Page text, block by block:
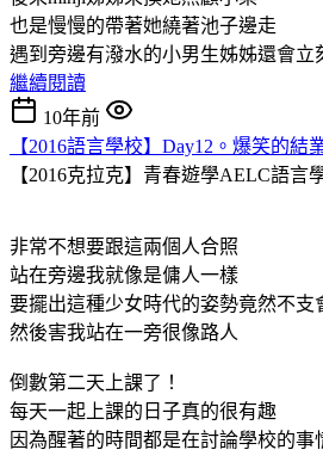
也是慢慢的帶著她繞著池子邊走
遇到旁邊有潑水的小男生姊姊還會立
繼續閱讀
10年前
【2016語言學校】Day12。爆笑的結
【2016克拉克】青春遊學AELC語言
非常不想要跟這兩個人合照
站在旁邊我就像是傭人一樣
要擺出這種少女時代的姿勢竟然不支
然後害我站在一旁很像路人
倒數第二天上課了！
每天一起上課的日子真的很有趣
因為醒著的時間都是在討論學校的事